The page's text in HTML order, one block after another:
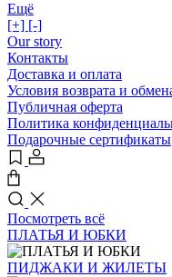
Ещё
[+] [-]
Our story
Контакты
Доставка и оплата
Условия возврата и
Публичная оферта
Политика
Подарочные сертификаты
Посмотреть всё
ПЛАТЬЯ И ЮБКИ
ПИДЖАКИ И ЖИЛЕТЫ